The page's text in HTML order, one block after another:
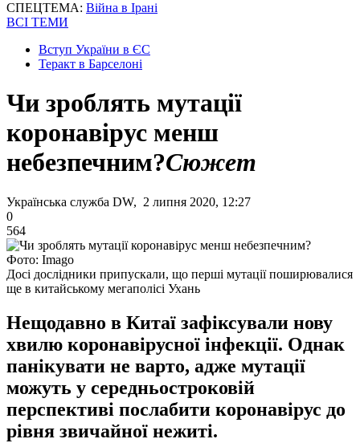
СПЕЦТЕМА: Війна в Ірані
ВСІ ТЕМИ
Вступ України в ЄС
Теракт в Барселоні
Чи зроблять мутації
коронавірус менш
небезпечним?Сюжет
Українська служба DW, 2 липня 2020, 12:27
0
564
Фото: Imagо
Досі дослідники припускали, що перші мутації поширювалися
ще в китайському мегаполісі Ухань
Нещодавно в Китаї зафіксували нову
хвилю коронавірусної інфекції. Однак
панікувати не варто, адже мутації
можуть у середньостроковій
перспективі послабити коронавірус до
рівня звичайної нежиті.